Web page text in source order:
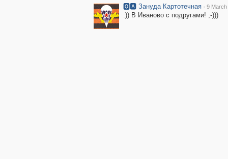
🅾🅰 Зануда Картотечная · 9 March
:)) В Иваново с подругами! ;-)))